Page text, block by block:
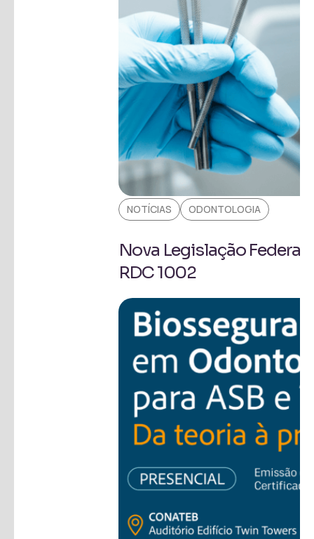
NOTÍCIAS ODONTOLOGIA
Nova Legislação
RDC 1002